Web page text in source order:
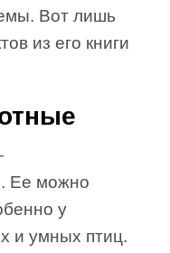
Вот лишь
из его книги
Ее можно
у
и умных птиц.